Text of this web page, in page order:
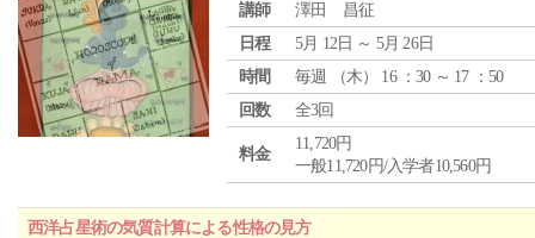
講師
澤田 昌征
日程
5月 12日 ～ 5月 26日
時間
毎週 （木） 16 ：30 ～ 17 ：50
回数
全3回
料金
11,720円
一般11,720円/入学者10,560円
西洋占星術の気質計算による性格の見方